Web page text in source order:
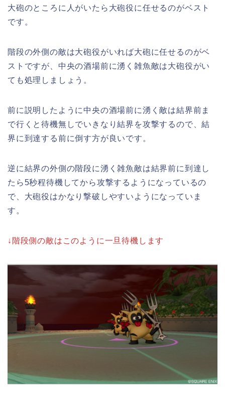
大砲のところに人がいたら大砲役に任せるのがベスト
です。
階段の外側の敵は大砲役がいれば大砲に任せるのがベ
ストですが、中央の酒場前に湧く雑魚敵は大砲役がい
ても処理しましょう。
前に説明したように中央の酒場前に湧く敵は結界前ま
で行くと待機無しでいきなり結界を攻撃するので、結
界に到達する前に倒す方が良いです。
逆に結界の外側の階段に湧く雑魚敵は結界前に到達し
たら5秒程待機してから攻撃するようになっているの
で、大砲役はかなり撃破しやすいようになっていま
す。
↓階段側の敵はこのように一旦待機します